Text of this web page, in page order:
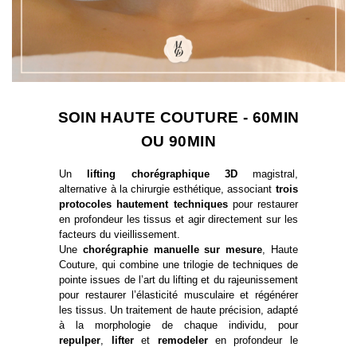
SOIN HAUTE COUTURE - 60MIN
OU 90MIN
Un lifting chorégraphique 3Dmagistral,
alternative à la chirurgie esthétique, associant trois
protocoles hautement techniquespour restaurer
en profondeur les tissus et agir directement sur les
facteurs du vieillissement.
Une chorégraphie manuelle sur mesure, Haute
Couture, qui combine une trilogie de techniques de
pointe issues de l’art du lifting et du rajeunissement
pour restaurer l’élasticité musculaire et régénérer
les tissus. Un traitement de haute précision, adapté
à la morphologie de chaque individu, pour
repulper, lifteret remodeleren profondeur le